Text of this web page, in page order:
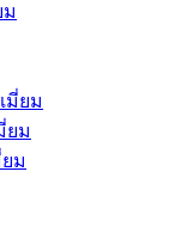
ม
มี่ยม
ยม
ม